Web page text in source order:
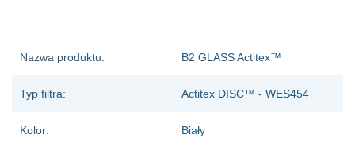
Nazwa produktu: B2 GLASS Actitex™
Typ filtra: Actitex DISC™ - WES454
Kolor: Biały